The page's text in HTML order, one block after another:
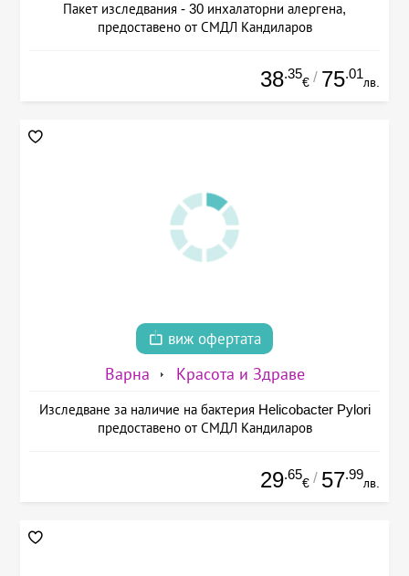
Пакет изследвания - 30 инхалаторни алергена,
предоставено от СМДЛ Кандиларов
38.35
€ / 75.01
лв.
виж офертата
Варна Красота и Здраве
Изследване за наличие на бактерия Helicobacter Pylori
предоставено от СМДЛ Кандиларов
29.65
€ / 57.99
лв.